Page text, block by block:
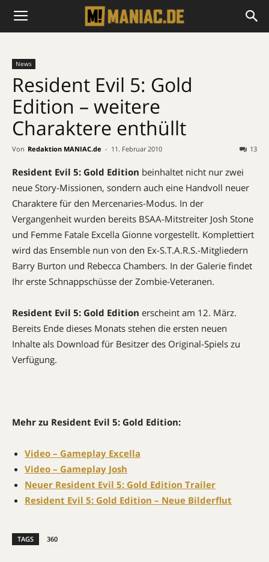
News
Resident Evil 5: Gold
Edition – weitere
Charaktere enthüllt
Von Redaktion MANIAC.de - 11. Februar 2010 13
Resident Evil 5: Gold Edition beinhaltet nicht nur zwei
neue Story-Missionen, sondern auch eine Handvoll neuer
Charaktere für den Mercenaries-Modus. In der
Vergangenheit wurden bereits BSAA-Mitstreiter Josh Stone
und Femme Fatale Excella Gionne vorgestellt. Komplettiert
wird das Ensemble nun von den Ex-S.T.A.R.S.-Mitgliedern
Barry Burton und Rebecca Chambers. In der Galerie findet
Ihr erste Schnappschüsse der Zombie-Veteranen.
Resident Evil 5: Gold Edition erscheint am 12. März.
Bereits Ende dieses Monats stehen die ersten neuen
Inhalte als Download für Besitzer des Original-Spiels zu
Verfügung.
Mehr zu Resident Evil 5: Gold Edition:
Video – Gameplay Excella
Video – Gameplay Josh
Neuer Resident Evil 5: Gold Edition Trailer
Resident Evil 5: Gold Edition – Neue Bilderflut
TAGS 360